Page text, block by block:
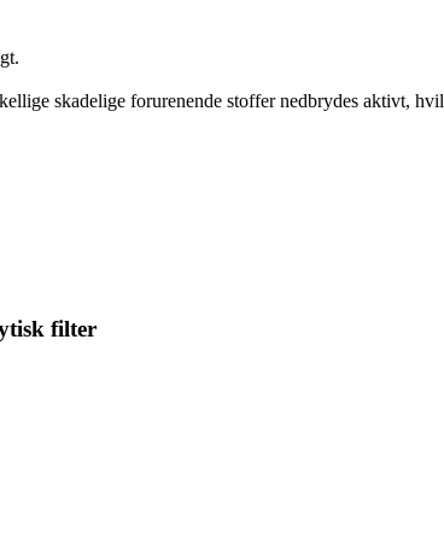
skadelige forurenende stoffer nedbrydes aktivt,
filter